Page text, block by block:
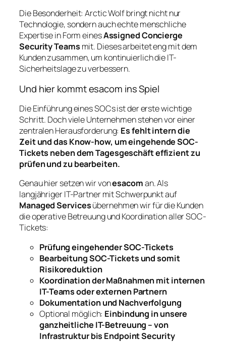
Die Besonderheit: Arctic Wolf bringt nicht nur
Technologie, sondern auch echte menschliche
Expertise in Form einesAssigned Concierge
Security Teams mit. Dieses arbeitet eng mit dem
Kunden zusammen, um kontinuierlich die IT-
Sicherheitslage zu verbessern.
Und hier kommt esacom ins Spiel
Die Einführung eines SOCs ist der erste wichtige
Schritt. Doch viele Unternehmen stehen vor einer
zentralen Herausforderung: Es fehlt intern die
Zeit und das Know-how, um eingehende SOC-
Tickets neben dem Tagesgeschäft effizient zu
prüfen und zu bearbeiten.
Genau hier setzen wir vonesacoman. Als
langjähriger IT-Partner mit Schwerpunkt auf
Managed Servicesübernehmen wir für die Kunden
die operative Betreuung und Koordination aller SOC-
Tickets:
Prüfung eingehender SOC-Tickets
Bearbeitung SOC-Tickets und somit
Risikoreduktion
Koordination der Maßnahmen mit internen
IT-Teams oder externen Partnern
Dokumentation und Nachverfolgung
Optional möglich: Einbindung in unsere
ganzheitliche IT-Betreuung – von
Infrastruktur bis Endpoint Security